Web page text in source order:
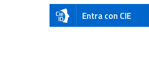
Entra con CIE